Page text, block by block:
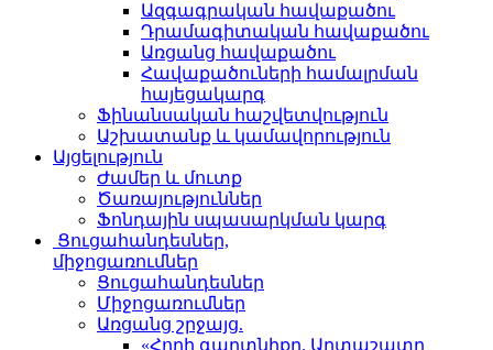
Ազգագրական հավաքածու
Դրամագիտական հավաքածու
Առցանց հավաքածու
Հավաքածուների համալրման
հայեցակարգ
Ֆինանսական հաշվետվություն
Աշխատանք և կամավորություն
Այցելություն
Ժամեր և մուտք
Ծառայություններ
Ֆոնդային սպասարկման կարգ
Ցուցահանդեսներ,
միջոցառումներ
Ցուցահանդեսներ
Միջոցառումներ
Առցանց շրջայց.
«Հողի գաղտնիքը. Արտաշատը